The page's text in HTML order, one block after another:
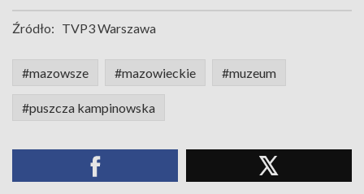
Źródło: TVP3 Warszawa
#mazowsze #mazowieckie #muzeum
#puszcza kampinowska